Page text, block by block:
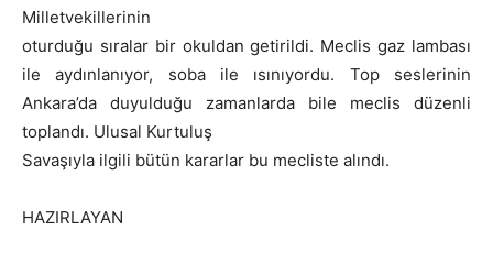
Milletvekillerinin
oturduğu sıralar bir okuldan getirildi. Meclis gaz lambası
ile aydınlanıyor, soba ile ısınıyordu. Top seslerinin
Ankara’da duyul­duğu zamanlarda bile meclis düzenli
toplandı. Ulusal Kurtuluş
Savaşıyla ilgili bütün kararlar bu mecliste alındı.
HAZIRLAYAN